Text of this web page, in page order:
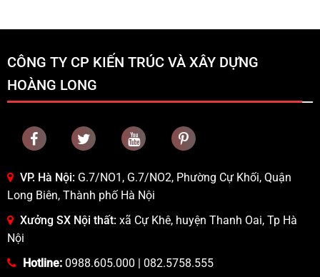
CÔNG TY CP KIẾN TRÚC VÀ XÂY DỰNG
HOÀNG LONG
VP. Hà Nội: G.7/NO1, G.7/NO2, Phường Cự Khối, Quận
Long Biên, Thành phố Hà Nội
Xưởng SX Nội thất: xã Cự Khê, huyện Thanh Oai, Tp Hà
Nội
Hotline: 0988.605.000 | 082.5758.555